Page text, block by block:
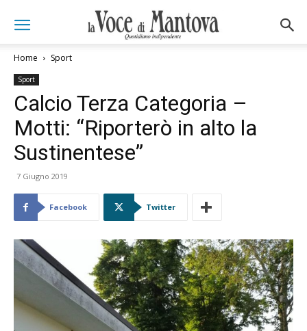
Home Sport
Sport
Calcio Terza Categoria –
Motti: “Riporterò in alto la
Sustinentese”
7 Giugno 2019
Facebook Twitter